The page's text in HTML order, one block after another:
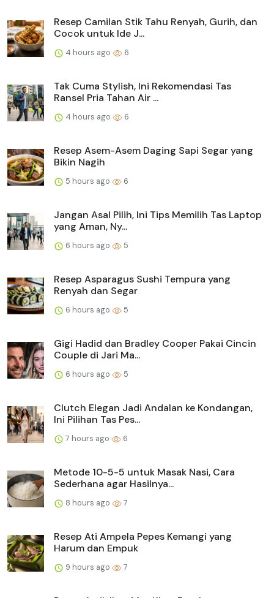
Resep Camilan Stik Tahu Renyah, Gurih, dan
Cocok untuk Ide J...
4 hours ago 6
Tak Cuma Stylish, Ini Rekomendasi Tas
Ransel Pria Tahan Air ...
4 hours ago 6
Resep Asem-Asem Daging Sapi Segar yang
Bikin Nagih
5 hours ago 6
Jangan Asal Pilih, Ini Tips Memilih Tas Laptop
yang Aman, Ny...
6 hours ago 5
Resep Asparagus Sushi Tempura yang
Renyah dan Segar
6 hours ago 5
Gigi Hadid dan Bradley Cooper Pakai Cincin
Couple di Jari Ma...
6 hours ago 5
Clutch Elegan Jadi Andalan ke Kondangan,
Ini Pilihan Tas Pes...
7 hours ago 6
Metode 10-5-5 untuk Masak Nasi, Cara
Sederhana agar Hasilnya...
8 hours ago 7
Resep Ati Ampela Pepes Kemangi yang
Harum dan Empuk
9 hours ago 7